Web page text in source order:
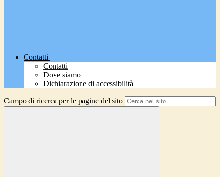
Contatti
Contatti
Dove siamo
Dichiarazione di accessibilità
Campo di ricerca per le pagine del sito